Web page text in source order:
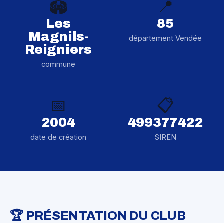
🏟️
Les
Magnils-
Reigniers
commune
📍
85
département Vendée
📅
2004
date de création
📋
499377422
SIREN
🏆 PRÉSENTATION DU CLUB